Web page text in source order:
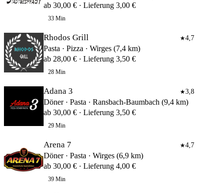
ab 30,00 € · Lieferung 3,00 €
33 Min
Rhodos Grill ★4,7
Pasta · Pizza · Wirges (7,4 km)
ab 28,00 € · Lieferung 3,50 €
28 Min
Adana 3 ★3,8
Döner · Pasta · Ransbach-Baumbach (9,4 km)
ab 30,00 € · Lieferung 3,50 €
29 Min
Arena 7 ★4,7
Döner · Pasta · Wirges (6,9 km)
ab 30,00 € · Lieferung 4,00 €
39 Min